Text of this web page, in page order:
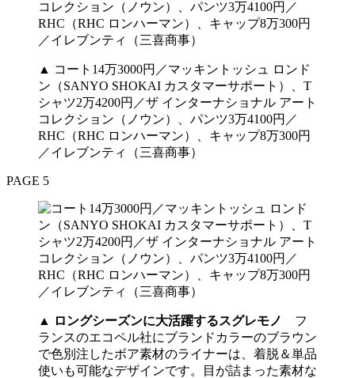
▲ コート14万3000円／マッキントッシュ ロンド
ン（SANYO SHOKAI カスタマーサポート）、T
シャツ2万4200円／ザ インターナショナル アート
コレクション（ノウン）、パンツ3万4100円／
RHC（RHC ロンハーマン）、キャップ8万300円
／イレブンティ（三喜商事）
PAGE 5
▲ ロングシーズンに大活躍するスグレモノ
フ
ランスのエコペル社にブランドカラーのブラウン
で色別注したボア素材のライナーは、着脱＆単品
使いも可能なデザインです。目が詰まった素材な